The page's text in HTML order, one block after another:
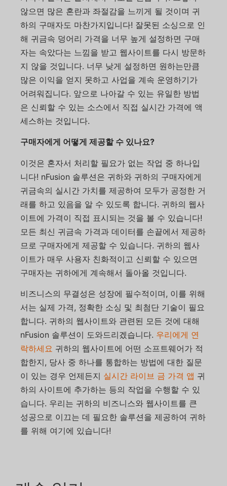
않으면 많은 혼란과 좌절감을 느끼게 될 것이며 귀
하의 구매자도 마찬가지입니다! 잘못된 소싱으로 인
해 귀금속 덩어리 가격을 너무 높게 설정하면 구매
자는 속았다는 느낌을 받고 웹사이트를 다시 방문하
지 않을 것입니다. 너무 낮게 설정하면 원하는만큼
많은 이익을 얻지 못하고 사업을 계속 운영하기가
어려워집니다. 앞으로 나아갈 수 있는 유일한 방법
은 신뢰할 수 있는 소스에서 직접 실시간 가격에 액
세스하는 것입니다.
구매자에게 어떻게 제공할 수 있나요?
이것은 혼자서 처리할 필요가 없는 작업 중 하나입
니다! nFusion 솔루션은 귀하와 귀하의 구매자에게
귀금속의 실시간 가치를 제공하여 모두가 공정한 거
래를 하고 있음을 알 수 있도록 합니다. 귀하의 웹사
이트에 가격이 직접 표시되는 것을 볼 수 있습니다!
모든 최신 귀금속 가격과 데이터를 손끝에서 제공하
므로 구매자에게 제공할 수 있습니다. 귀하의 웹사
이트가 매우 사용자 친화적이고 신뢰할 수 있으면
구매자는 귀하에게 계속해서 돌아올 것입니다.
비즈니스의 무결성은 성장에 필수적이며, 이를 위해
서는 실제 가격, 정확한 소싱 및 최첨단 기술이 필요
합니다. 귀하의 웹사이트와 관련된 모든 것에 대해
nFusion 솔루션이 도와드리겠습니다. 우리에게 연
락하세요 귀하의 웹사이트에 어떤 소프트웨어가 적
합한지, 당사 중 하나를 통합하는 방법에 대한 질문
이 있는 경우 언제든지 실시간 라이브 금 가격 앱 귀
하의 사이트에 추가하는 등의 작업을 수행할 수 있
습니다. 우리는 귀하의 비즈니스와 웹사이트를 큰
성공으로 이끄는 데 필요한 솔루션을 제공하여 귀하
를 위해 여기에 있습니다!